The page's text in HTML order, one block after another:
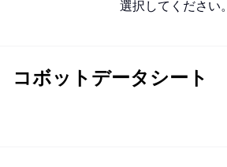
選択してください。
コボットデータシート